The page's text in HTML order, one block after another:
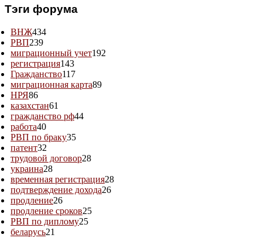
Тэги форума
ВНЖ434
РВП239
миграционный учет192
регистрация143
Гражданство117
миграционная карта89
НРЯ86
казахстан61
гражданство рф44
работа40
РВП по браку35
патент32
трудовой договор28
украина28
временная регистрация28
подтверждение дохода26
продление26
продление сроков25
РВП по диплому25
беларусь21